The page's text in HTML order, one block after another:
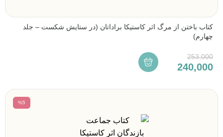
کتاب باختن از مرگ اثر کاستیکا براداتان (در ستایش شکست – جلد
چهارم)
253,000
240,000
%5